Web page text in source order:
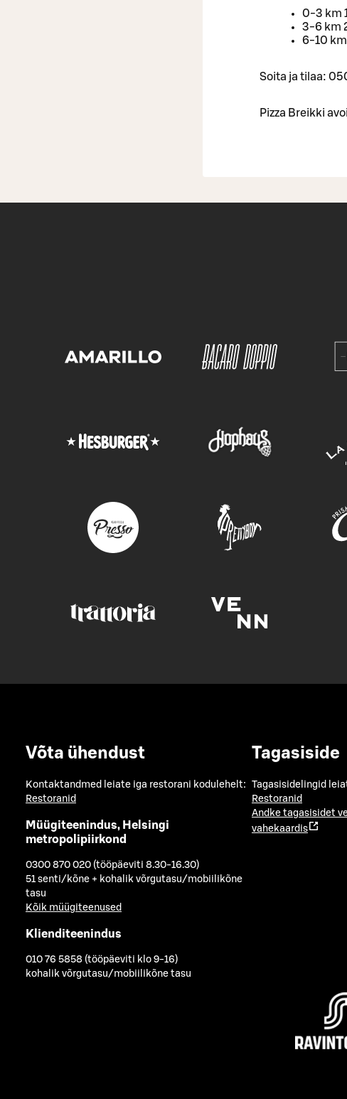
0-3 km
3-6 km
6-10
Soita ja tilaa:
Pizza Breikki
Võta ühendust
Kontaktandmed leiate iga restorani kodulehelt:
Restoranid
Müügiteenindus, Helsingi
metropolipiirkond
0300 870 020 (tööpäeviti 8.30-16.30)
51 senti/kõne + kohalik võrgutasu/mobiilikõne
tasu
Kõik müügiteenused
Klienditeenindus
010 76 5858 (tööpäeviti klo 9-16)
kohalik võrgutasu/mobiilikõne tasu
Tagasiside
Tagasisidelingid
Restoranid
Andke tagasisidet
vahekaardis